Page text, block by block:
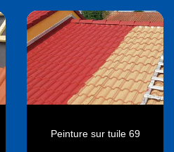
Peinture sur tuile 69